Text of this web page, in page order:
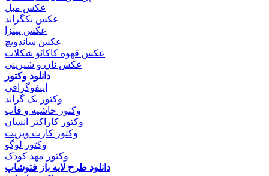
عکس مبل
عکس بکگراند
عکس پیتزا
عکس ساندویچ
عکس قهوه کاکائو شکلات
عکس نان و شیرینی
دانلود وکتور
اینفوگرافی
وکتور بک گراند
وکتور حاشیه و قاب
وکتور کاراکتر انسان
وکتور کارت ویزیت
وکتور لوگو
وکتور مهد کودک
دانلود طرح لایه باز فتوشاپ